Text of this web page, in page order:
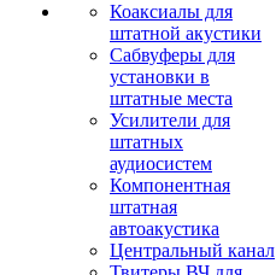
Коаксиалы для
штатной акустики
Сабвуферы для
установки в
штатные места
Усилители для
штатных
аудиосистем
Компонентная
штатная
автоакустика
Центральный канал